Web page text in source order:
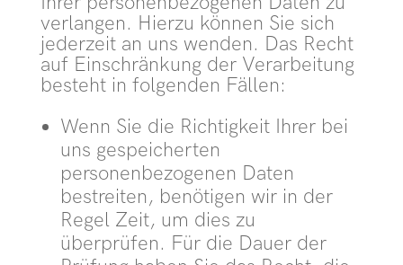
verlangen. Hierzu können Sie sich
jederzeit an uns wenden. Das Recht
auf Einschränkung der Verarbeitung
besteht in folgenden Fällen:
Wenn Sie die Richtigkeit Ihrer bei
uns gespeicherten
personenbezogenen Daten
bestreiten, benötigen wir in der
Regel Zeit, um dies zu
überprüfen. Für die Dauer der